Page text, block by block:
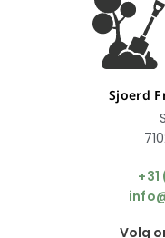
Sjoerd
Volg